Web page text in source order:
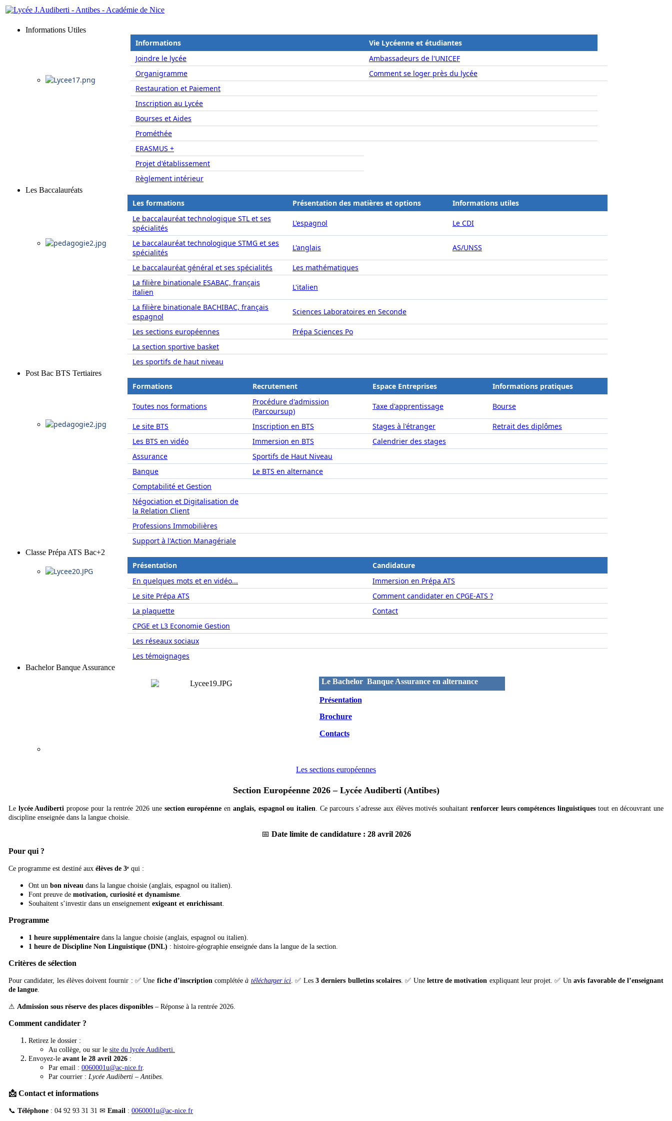
Informations Utiles
Informations
Vie Lycéenne et étudiantes
Joindre le lycée
Ambassadeurs de l'UNICEF
Organigramme
Comment se loger près du lycée
Restauration et Paiement
Inscription au Lycée
Bourses et Aides
Prométhée
ERASMUS +
Projet d'établissement
Règlement intérieur
Les Baccalauréats
Les formations Présentation des matières et options
Informations utiles
Le baccalauréat technologique STL et ses
spécialités
L'espagnol Le CDI
Le baccalauréat technologique STMG et ses
spécialités
L'anglais AS/UNSS
Le baccalauréat général et ses spécialités
Les mathématiques
La filière binationale ESABAC, français
italien
L'italien
La filière binationale BACHIBAC, français
espagnol
Sciences Laboratoires en Seconde
Les sections européennes
Prépa Sciences Po
La section sportive basket
Les sportifs de haut niveau
Post Bac BTS Tertiaires
Formations Recrutement Espace Entreprises Informations pratiques
Toutes nos formations
Procédure d'admission
(Parcoursup)
Taxe d'apprentissage Bourse
Le site BTS Inscription en BTS Stages à l'étranger
Retrait des diplômes
Les BTS en vidéo
Immersion en BTS
Calendrier des stages
Assurance
Sportifs de Haut Niveau
Banque
Le BTS en alternance
Comptabilité et Gestion
Négociation et Digitalisation de
la Relation Client
Professions Immobilières
Support à l'Action Managériale
Classe Prépa ATS Bac+2
Présentation
Candidature
En quelques mots et en vidéo...
Immersion en Prépa ATS
Le site Prépa ATS
Comment candidater en CPGE-ATS ?
La plaquette
Contact
CPGE et L3 Economie Gestion
Les réseaux sociaux
Les témoignages
Bachelor Banque Assurance
Le Bachelor Banque Assurance en alternance
Présentation
Brochure
Contacts
Les sections européennes
Section Européenne 2026 – Lycée Audiberti (Antibes)
Le lycée Audiberti propose pour la rentrée 2026 une section européenne en anglais, espagnol ou italien. Ce parcours s’adresse aux élèves motivés souhaitant renforcer leurs compétences linguistiques tout en découvrant une
discipline enseignée dans la langue choisie.
📅 Date limite de candidature : 28 avril 2026
Pour qui ?
Ce programme est destiné aux élèves de 3ᵉ qui :
Ont un bon niveau dans la langue choisie (anglais, espagnol ou italien).
Font preuve de motivation, curiosité et dynamisme.
Souhaitent s’investir dans un enseignement exigeant et enrichissant.
Programme
1 heure supplémentaire dans la langue choisie (anglais, espagnol ou italien).
1 heure de Discipline Non Linguistique (DNL) : histoire-géographie enseignée dans la langue de la section.
Critères de sélection
Pour candidater, les élèves doivent fournir : ✅ Une fiche d’inscriptioncomplétéeà télécharger ici. ✅ Les3 derniers bulletins scolaires. ✅ Une lettre de motivation expliquant leur projet. ✅ Unavis favorable de l’enseignant
de langue.
⚠ Admission sous réserve des places disponibles – Réponse à la rentrée 2026.
Comment candidater ?
Retirez le dossier :
Au collège, ou sur le site du lycée Audiberti.
Envoyez-le avant le 28 avril 2026 :
Par email : 0060001u@ac-nice.fr.
Par courrier : Lycée Audiberti – Antibes.
📩 Contact et informations
📞 Téléphone : 04 92 93 31 31 ✉ Email : 0060001u@ac-nice.fr